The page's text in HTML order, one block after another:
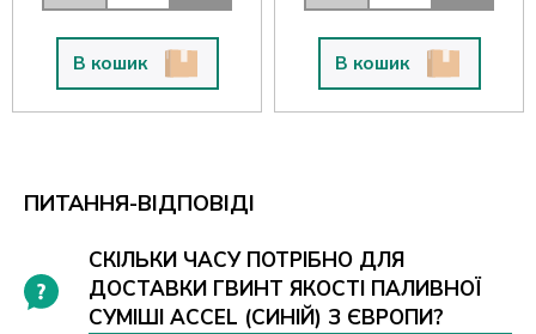
В кошик В кошик
ПИТАННЯ-ВІДПОВІДІ
СКІЛЬКИ ЧАСУ ПОТРІБНО ДЛЯ
ДОСТАВКИ ГВИНТ ЯКОСТІ ПАЛИВНОЇ
СУМІШІ ACCEL (СИНІЙ) З ЄВРОПИ?